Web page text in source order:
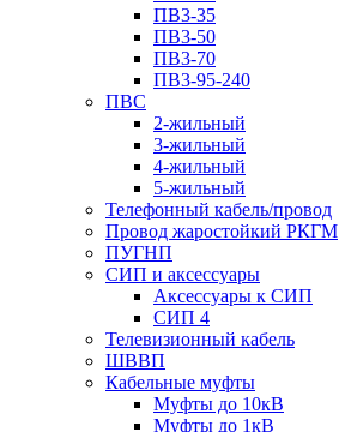
ПВ3-35
ПВ3-50
ПВ3-70
ПВ3-95-240
ПВС
2-жильный
3-жильный
4-жильный
5-жильный
Телефонный кабель/провод
Провод жаростойкий РКГМ
ПУГНП
СИП и аксессуары
Аксессуары к СИП
СИП 4
Телевизионный кабель
ШВВП
Кабельные муфты
Муфты до 10кВ
Муфты до 1кВ